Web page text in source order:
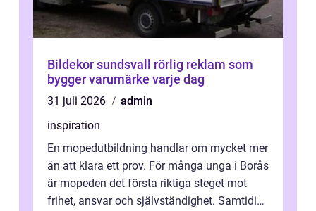
Bildekor sundsvall rörlig reklam som
bygger varumärke varje dag
31 juli 2026
admin
inspiration
En mopedutbildning handlar om mycket mer
än att klara ett prov. För många unga i Borås
är mopeden det första riktiga steget mot
frihet, ansvar och självständighet. Samtidigt